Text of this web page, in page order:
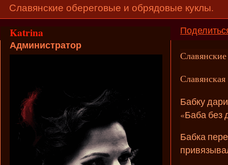
Славянские обереговые и обрядовые куклы.
Katrina
Администратор
Славянская
Бабку
«Баба без
Бабка